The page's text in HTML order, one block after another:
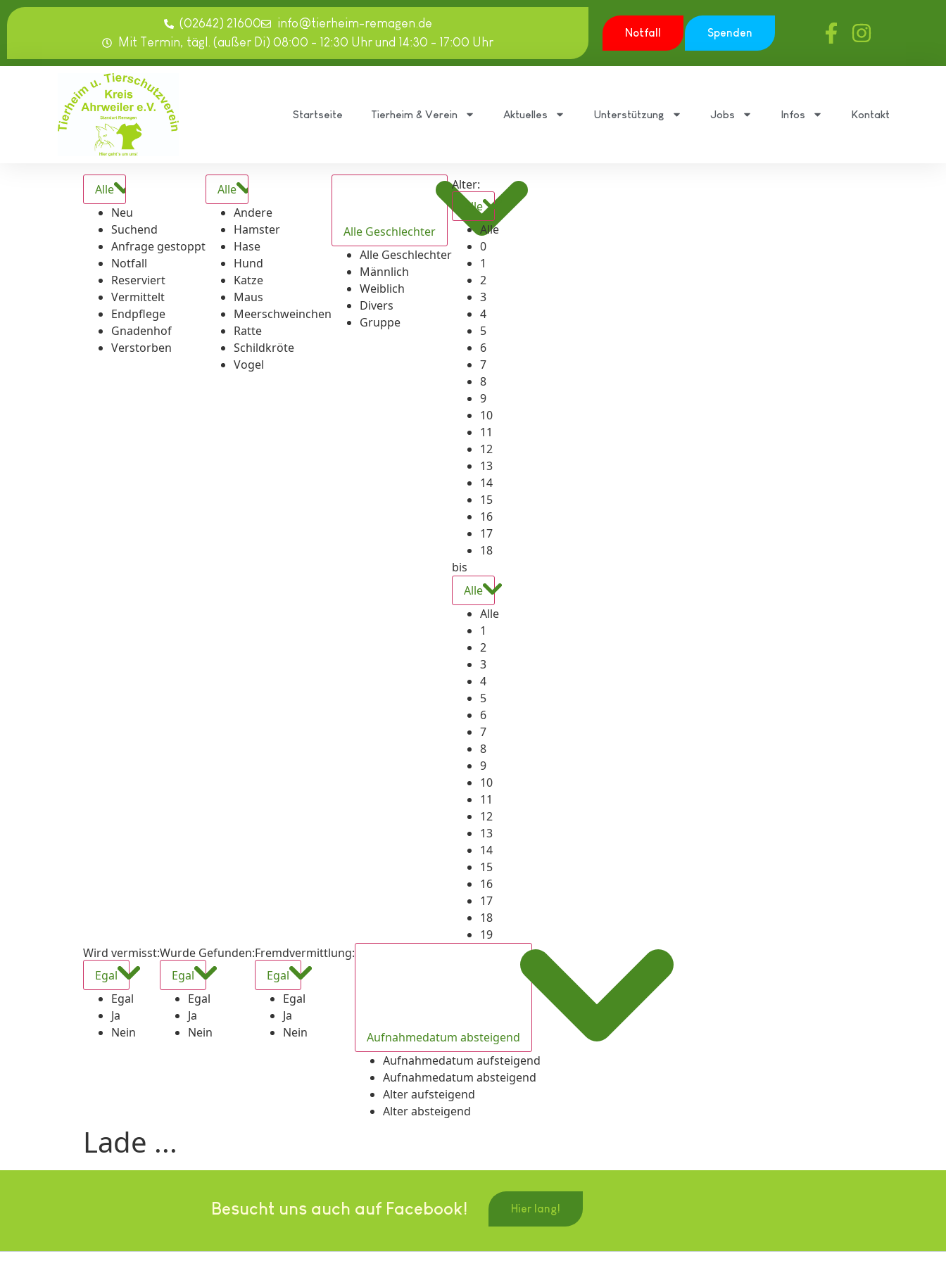
springen
(02642) 21600
info@tierheim-remagen.de
Mit Termin, tägl. (außer Di) 08:00 - 12:30 Uhr und 14:30 - 17:00 Uhr
Notfall Spenden
Startseite Tierheim & Verein Aktuelles Unterstützung Jobs Infos Kontakt
Alle
Neu
Suchend
Anfrage gestoppt
Notfall
Reserviert
Vermittelt
Endpflege
Gnadenhof
Verstorben
Alle
Andere
Hamster
Hase
Hund
Katze
Maus
Meerschweinchen
Ratte
Schildkröte
Vogel
Alle Geschlechter
Alle Geschlechter
Männlich
Weiblich
Divers
Gruppe
Alter:
Alle
Alle
0
1
2
3
4
5
6
7
8
9
10
11
12
13
14
15
16
17
18
bis
Alle
Alle
1
2
3
4
5
6
7
8
9
10
11
12
13
14
15
16
17
18
19
Wird vermisst:
Egal
Egal
Ja
Nein
Wurde Gefunden:
Egal
Egal
Ja
Nein
Fremdvermittlung:
Egal
Egal
Ja
Nein
Aufnahmedatum absteigend
Aufnahmedatum aufsteigend
Aufnahmedatum absteigend
Alter aufsteigend
Alter absteigend
Lade ...
Besucht uns auch auf Facebook! Hier lang!